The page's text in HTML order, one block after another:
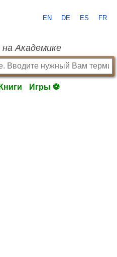
EN DE ES FR
на Академике
Книги Игры ⚽